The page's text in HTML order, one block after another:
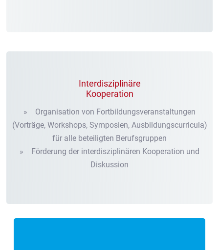
Interdisziplinäre
Kooperation
» Organisation von Fortbildungsveranstaltungen
(Vorträge, Workshops, Symposien, Ausbildungscurricula)
für alle beteiligten Berufsgruppen
» Förderung der interdisziplinären Kooperation und
Diskussion